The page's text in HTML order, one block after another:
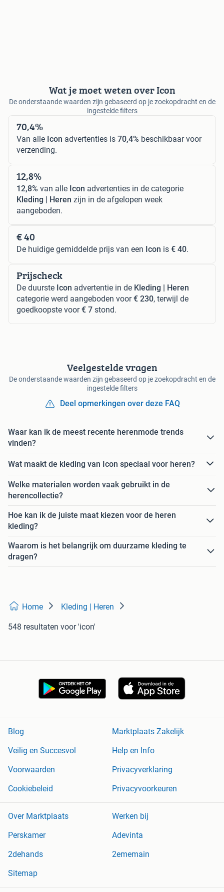
Wat je moet weten over Icon
De onderstaande waarden zijn gebaseerd op je zoekopdracht en de
ingestelde filters
70,4%
Van alle Icon advertenties is 70,4% beschikbaar voor
verzending.
12,8%
12,8% van alle Icon advertenties in de categorie
Kleding | Heren zijn in de afgelopen week
aangeboden.
€ 40
De huidige gemiddelde prijs van een Icon is € 40.
Prijscheck
De duurste Icon advertentie in de Kleding | Heren
categorie werd aangeboden voor€ 230, terwijl de
goedkoopste voor€ 7 stond.
Veelgestelde vragen
De onderstaande waarden zijn gebaseerd op je zoekopdracht en de
ingestelde filters
Deel opmerkingen over deze FAQ
Waar kan ik de meest recente herenmode trends
vinden?
Wat maakt de kleding van Icon speciaal voor heren?
Welke materialen worden vaak gebruikt in de
herencollectie?
Hoe kan ik de juiste maat kiezen voor de heren
kleding?
Waarom is het belangrijk om duurzame kleding te
dragen?
Home Kleding | Heren
548 resultaten voor 'icon'
Blog
Marktplaats Zakelijk
Veilig en Succesvol
Help en Info
Voorwaarden
Privacyverklaring
Cookiebeleid
Privacyvoorkeuren
Over Marktplaats
Werken bij
Perskamer
Adevinta
2dehands
2ememain
Sitemap